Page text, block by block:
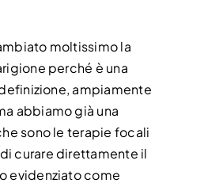
moltissimo la
perché è una
ampiamente
abbiamo già una
sono le terapie focali
curare direttamente il
evidenziato come